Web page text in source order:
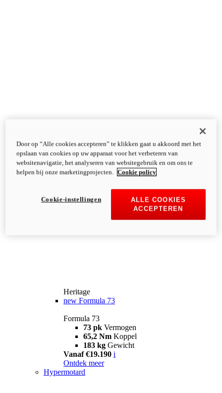
Heritage
new Formula 73
Formula 73
73 pk Vermogen
65,2 Nm Koppel
183 kg Gewicht
Vanaf €19.190 i
Ontdek meer
Hypermotard
Door op “Alle cookies accepteren” te klikken gaat u akkoord met het
opslaan van cookies op uw apparaat voor het verbeteren van
websitenavigatie, het analyseren van websitegebruik en om ons te
helpen bij onze marketingprojecten.
Cookie policy
ALLE COOKIES
ACCEPTEREN
Cookie-instellingen